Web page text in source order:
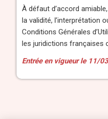
À défaut d’accord
la validité, l’interprétation
Conditions Générales
les juridictions françaises
Entrée en vigueur le 11/